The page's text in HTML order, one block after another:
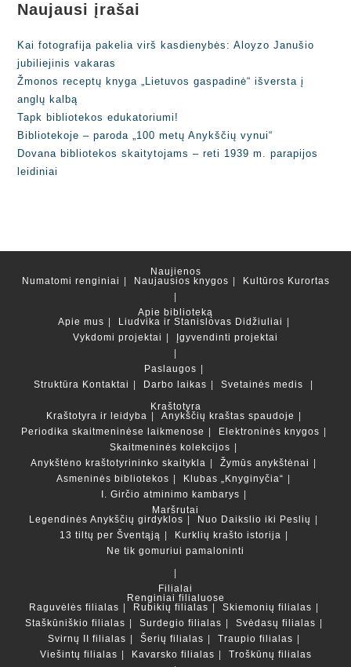
Naujausi įrašai
Kai fotografija pakelia virš kasdienybės: Aloyzo Janušio
jubiliejinis vakaras
Žmonos receptų knyga „Lietuvos gaspadinė“ išversta į
anglų kalbą
Tapk bibliotekos edukatoriumi!
Bibliotekoje – paroda „100 metų Anykščių vynui“
Dovana bibliotekos skaitytojams – reti 1939 m. parapijos
leidiniai
Naujienos
Numatomi renginiai
Naujausios knygos Kultūros Kurortas
Apie biblioteką
Apie mus
Liudvika ir Stanislovas Didžiuliai
Vykdomi projektai
Įgyvendinti projektai
Paslaugos
Struktūra Kontaktai Darbo laikas
Svetainės medis
Kraštotyra
Kraštotyra ir leidyba
Anykščių kraštas spaudoje
Periodika skaitmeninėse laikmenose
Elektroninės knygos
Skaitmeninės kolekcijos
Anykštėno kraštotyrininko skaitykla
Žymūs anykštėnai
Asmeninės bibliotekos
Klubas „Knyginyčia“
I. Girčio atminimo kambarys
Maršrutai
Legendinės Anykščių girdyklos
Nuo Daikslio iki Peslių
13 tiltų per Šventąją
Kurklių krašto istorija
Ne tik gomuriui pamaloninti
Filialai
Renginiai filialuose
Raguvėlės filialas
Rubikių filialas
Skiemonių filialas
Staškūniškio filialas
Surdegio filialas
Svėdasų filialas
Svirnų II filialas
Šerių filialas
Traupio filialas
Viešintų filialas
Kavarsko filialas Troškūnų filialas